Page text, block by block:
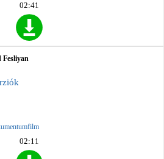
02:41
Fesliyan
02:11